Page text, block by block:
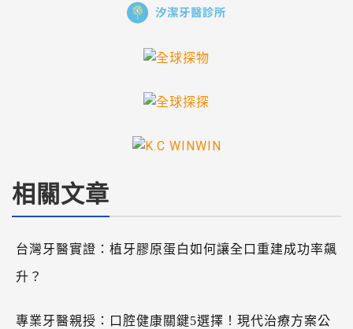
相關文章
台灣牙醫實證：植牙膠原蛋白如何讓全口重建成功率飆
升？
專業牙醫親授：口腔健康關鍵5選擇！現代治療方案公